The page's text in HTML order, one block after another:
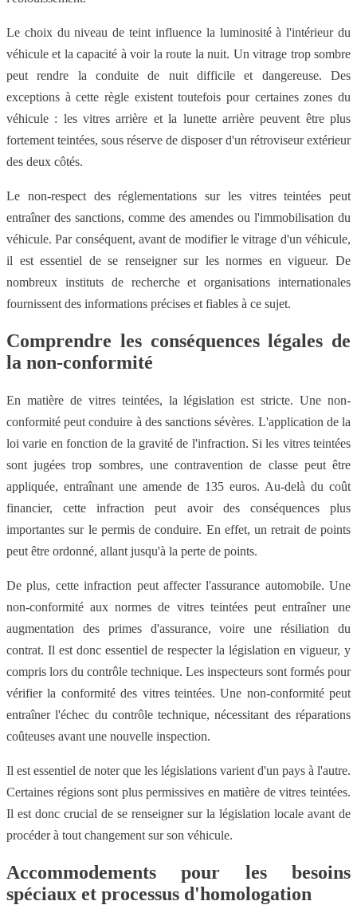
Le choix du niveau de teint influence la luminosité à l'intérieur du
véhicule et la capacité à voir la route la nuit. Un vitrage trop sombre
peut rendre la conduite de nuit difficile et dangereuse. Des
exceptions à cette règle existent toutefois pour certaines zones du
véhicule : les vitres arrière et la lunette arrière peuvent être plus
fortement teintées, sous réserve de disposer d'un rétroviseur extérieur
des deux côtés.
Le non-respect des réglementations sur les vitres teintées peut
entraîner des sanctions, comme des amendes ou l'immobilisation du
véhicule. Par conséquent, avant de modifier le vitrage d'un véhicule,
il est essentiel de se renseigner sur les normes en vigueur. De
nombreux instituts de recherche et organisations internationales
fournissent des informations précises et fiables à ce sujet.
Comprendre les conséquences légales de
la non-conformité
En matière de vitres teintées, la législation est stricte. Une non-
conformité peut conduire à des sanctions sévères. L'application de la
loi varie en fonction de la gravité de l'infraction. Si les vitres teintées
sont jugées trop sombres, une contravention de classe peut être
appliquée, entraînant une amende de 135 euros. Au-delà du coût
financier, cette infraction peut avoir des conséquences plus
importantes sur le permis de conduire. En effet, un retrait de points
peut être ordonné, allant jusqu'à la perte de points.
De plus, cette infraction peut affecter l'assurance automobile. Une
non-conformité aux normes de vitres teintées peut entraîner une
augmentation des primes d'assurance, voire une résiliation du
contrat. Il est donc essentiel de respecter la législation en vigueur, y
compris lors du contrôle technique. Les inspecteurs sont formés pour
vérifier la conformité des vitres teintées. Une non-conformité peut
entraîner l'échec du contrôle technique, nécessitant des réparations
coûteuses avant une nouvelle inspection.
Il est essentiel de noter que les législations varient d'un pays à l'autre.
Certaines régions sont plus permissives en matière de vitres teintées.
Il est donc crucial de se renseigner sur la législation locale avant de
procéder à tout changement sur son véhicule.
Accommodements pour les besoins
spéciaux et processus d'homologation